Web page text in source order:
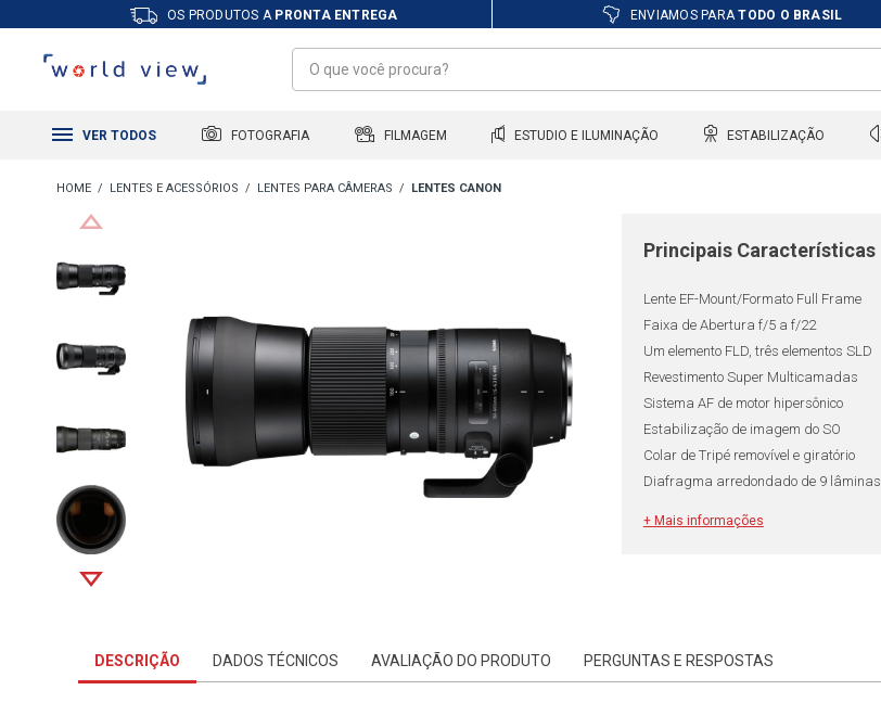
OS PRODUTOS A PRONTA ENTREGA ENVIAMOS PARATODO O BRASIL
VER TODOS FOTOGRAFIA FILMAGEM ESTUDIO E ILUMINAÇÃO ESTABILIZAÇÃO
LENTES E ACESSÓRIOS LENTES PARA CÂMERAS LENTES CANON
Principais Características
Lente EF-Mount/Formato Full Frame
Faixa de Abertura f/5 a f/22
Um elemento FLD, três elementos SLD
Revestimento Super Multicamadas
Sistema AF de motor hipersônico
Estabilização de imagem do SO
Colar de Tripé removível e giratório
Diafragma arredondado de 9 lâminas
+ Mais informações
DESCRIÇÃO DADOS TÉCNICOS AVALIAÇÃO DO PRODUTO PERGUNTAS E RESPOSTAS